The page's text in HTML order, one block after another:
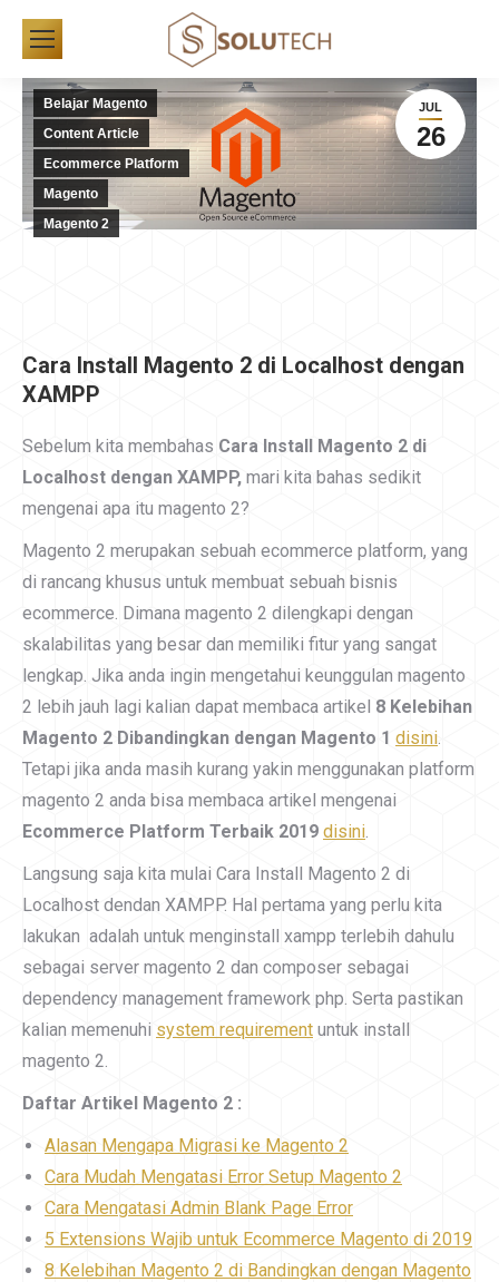
JUL
26
Belajar Magento
Content Article
Ecommerce Platform
Magento
Magento 2
Cara Install Magento 2 di Localhost dengan
XAMPP
Sebelum kita membahas Cara Install Magento 2 di
Localhost dengan XAMPP, mari kita bahas sedikit
mengenai apa itu magento 2?
Magento 2 merupakan sebuah ecommerce platform, yang
di rancang khusus untuk membuat sebuah bisnis
ecommerce. Dimana magento 2 dilengkapi dengan
skalabilitas yang besar dan memiliki fitur yang sangat
lengkap. Jika anda ingin mengetahui keunggulan magento
2 lebih jauh lagi kalian dapat membaca artikel 8 Kelebihan
Magento 2 Dibandingkan dengan Magento 1 disini.
Tetapi jika anda masih kurang yakin menggunakan platform
magento 2 anda bisa membaca artikel mengenai
Ecommerce Platform Terbaik 2019 disini.
Langsung saja kita mulai Cara Install Magento 2 di
Localhost dendan XAMPP. Hal pertama yang perlu kita
lakukan adalah untuk menginstall xampp terlebih dahulu
sebagai server magento 2 dan composer sebagai
dependency management framework php. Serta pastikan
kalian memenuhi system requirement untuk install
magento 2.
Daftar Artikel Magento 2 :
Alasan Mengapa Migrasi ke Magento 2
Cara Mudah Mengatasi Error Setup Magento 2
Cara Mengatasi Admin Blank Page Error
5 Extensions Wajib untuk Ecommerce Magento di 2019
8 Kelebihan Magento 2 di Bandingkan dengan Magento